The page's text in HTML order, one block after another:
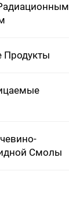
Продукты
Смолы